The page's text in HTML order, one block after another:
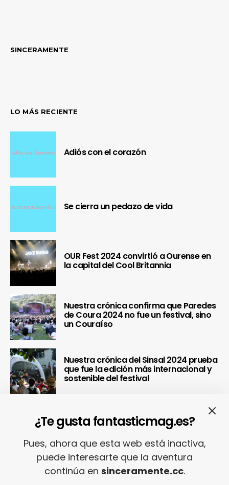
SINCERAMENTE
LO MÁS RECIENTE
Adiós con el corazón
Se cierra un pedazo de vida
OUR Fest 2024 convirtió a Ourense en
la capital del Cool Britannia
Nuestra crónica confirma que Paredes
de Coura 2024 no fue un festival, sino
un Couraíso
Nuestra crónica del Sinsal 2024 prueba
que fue la edición más internacional y
sostenible del festival
REDES SOCIALES
¿Te gusta fantasticmag.es?
Pues, ahora que esta web está inactiva,
puede interesarte que la aventura
continúa en sinceramente.cc.